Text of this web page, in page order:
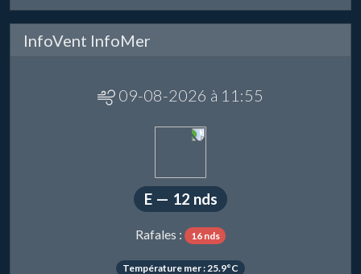
InfoVent InfoMer
09-08-2026 à 11:55
E — 12 nds
Rafales : 16 nds
Température mer : 25.9°C